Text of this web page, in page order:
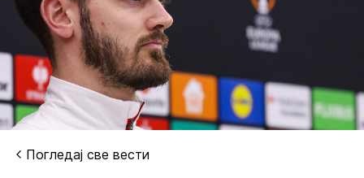
Погледај све вести